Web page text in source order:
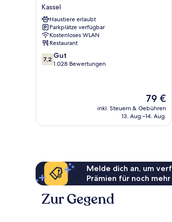
Garden
Kassel
Kassel
Kassel
Haustiere erlaubt
Parkplätze verfügbar
Kostenloses WLAN
Restaurant
7.2
von
7,2 Gut
1.028 Bewertungen
Der
Preis
beträgt
79 €
inkl. Steuern & Gebühren
13. Aug.–14. Aug.
Melde dich an, um
Prämien für noch
Zur Gegend